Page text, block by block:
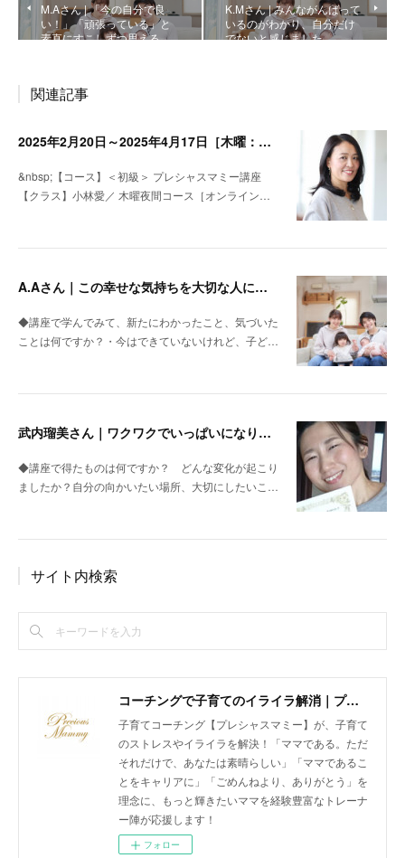
M.Aさん | 「今の自分で良
い！」「頑張っている」と
素直にすこしずつ思える…
K.Mさん | みんながんばって
いるのがわかり、自分だけ
でないと感じました
関連記事
2025年2月20日～2025年4月17日［木曜：オンライン］小林愛・＜初級＞プレシャスマミー講座名
&nbsp;【コース】＜初級＞ プレシャスマミー講座
【クラス】小林愛／ 木曜夜間コース［オンライン…
A.Aさん｜この幸せな気持ちを大切な人に返していきたいと思いました
◆講座で学んでみて、新たにわかったこと、気づいた
ことは何ですか？・今はできていないけれど、子ど…
武内瑠美さん｜ワクワクでいっぱいになりました
◆講座で得たものは何ですか？ どんな変化が起こり
ましたか？自分の向かいたい場所、大切にしたいこ…
サイト内検索
コーチングで子育てのイライラ解消｜プレシャスマミー 公式ホームページ
子育てコーチング【プレシャスマミー】が、子育て
のストレスやイライラを解決！「ママである。ただ
それだけで、あなたは素晴らしい」「ママであるこ
とをキャリアに」「ごめんねより、ありがとう」を
理念に、もっと輝きたいママを経験豊富なトレーナ
ー陣が応援します！
フォロー